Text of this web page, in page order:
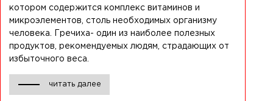
котором содержится комплекс витаминов и
микроэлементов, столь необходимых организму
человека. Гречиха- один из наиболее полезных
продуктов, рекомендуемых людям, страдающих от
избыточного веса.
читать далее